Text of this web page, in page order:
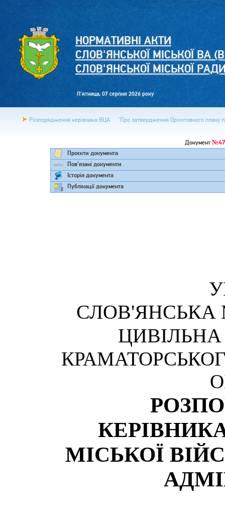
НОРМАТИВНІ АКТИ
СЛОВ'ЯНСЬКОЇ МІСЬКОЇ ВА
СЛОВ'ЯНСЬКОЇ МІСЬКОЇ
П'ятница, 07 серпня 2026 року
Розпорядження керівника ВЦА "Про затвердження Орієнтовного
Документ №47
Проєкти документа
Пов'язані документи
Історія документа
Публікації документа
СЛОВ'ЯНСЬКА
ЦИВІЛЬНА
МІСЬКОЇ